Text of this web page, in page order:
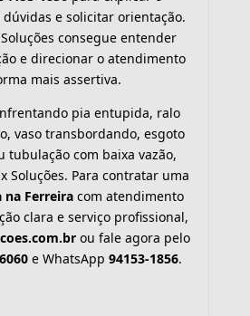
e solicitar orientação.
consegue entender
e direcionar o atendimento
mais assertiva.
pia entupida, ralo
vaso transbordando, esgoto
tubulação com baixa vazão,
Soluções. Para contratar uma
Ferreiracom atendimento
clara e serviço profissional,
ou fale agora pelo
e WhatsApp 94153-1856.